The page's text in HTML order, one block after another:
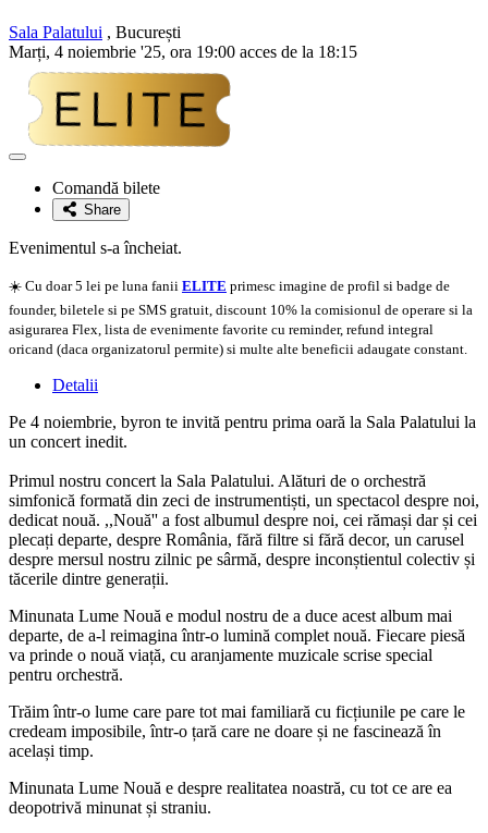
Sala Palatului , București
Marți, 4 noiembrie '25, ora 19:00 acces de la 18:15
Adaugă
favoriteComandă bilete
Share
Evenimentul s-a încheiat.
☀️ Cu doar 5 lei pe luna fanii ELITE primesc imagine de profil si badge de
founder, biletele si pe SMS gratuit, discount 10% la comisionul de operare si la
asigurarea Flex, lista de evenimente favorite cu reminder, refund integral
oricand (daca organizatorul permite) si multe alte beneficii adaugate constant.
Detalii
Pe 4 noiembrie, byron te invită pentru prima oară la Sala Palatului la
un concert inedit.
Primul nostru concert la Sala Palatului. Alături de o orchestră
simfonică formată din zeci de instrumentiști, un spectacol despre noi,
dedicat nouă. ,,Nouă'' a fost albumul despre noi, cei rămași dar și cei
plecați departe, despre România, fără filtre si fără decor, un carusel
despre mersul nostru zilnic pe sârmă, despre inconștientul colectiv și
tăcerile dintre generații.
Minunata Lume Nouă e modul nostru de a duce acest album mai
departe, de a-l reimagina într-o lumină complet nouă. Fiecare piesă
va prinde o nouă viață, cu aranjamente muzicale scrise special
pentru orchestră.
Trăim într-o lume care pare tot mai familiară cu ficțiunile pe care le
credeam imposibile, într-o țară care ne doare și ne fascinează în
același timp.
Minunata Lume Nouă e despre realitatea noastră, cu tot ce are ea
deopotrivă minunat și straniu.